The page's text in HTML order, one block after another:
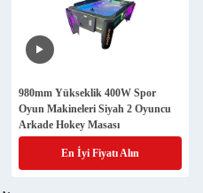
980mm Yükseklik 400W Spor
Oyun Makineleri Siyah 2 Oyuncu
Arkade Hokey Masası
En İyi Fiyatı Alın